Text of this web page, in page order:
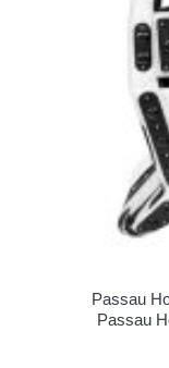
Passau
Passau